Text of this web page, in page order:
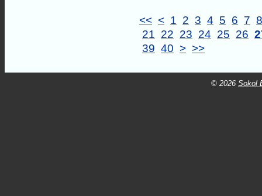
<< < 1 2 3 4 5 6 7 8
21 22 23 24 25 26
39 40 > >>
© 2026 Sokol